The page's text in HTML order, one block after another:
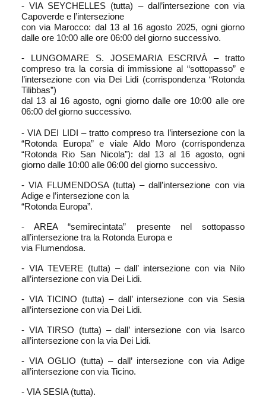
- VIA SEYCHELLES (tutta) – dall’intersezione con via
Capoverde e l’intersezione
con via Marocco: dal 13 al 16 agosto 2025, ogni giorno
dalle ore 10:00 alle ore 06:00 del giorno successivo.
- LUNGOMARE S. JOSEMARIA ESCRIVÀ – tratto
compreso tra la corsia di immissione al “sottopasso” e
l’intersezione con via Dei Lidi (corrispondenza “Rotonda
Tilibbas”)
dal 13 al 16 agosto, ogni giorno dalle ore 10:00 alle ore
06:00 del giorno successivo.
- VIA DEI LIDI – tratto compreso tra l’intersezione con la
“Rotonda Europa” e viale Aldo Moro (corrispondenza
“Rotonda Rio San Nicola”): dal 13 al 16 agosto, ogni
giorno dalle 10:00 alle 06:00 del giorno successivo.
- VIA FLUMENDOSA (tutta) – dall’intersezione con via
Adige e l’intersezione con la
“Rotonda Europa”.
- AREA “semirecintata” presente nel sottopasso
all’intersezione tra la Rotonda Europa e
via Flumendosa.
- VIA TEVERE (tutta) – dall’ intersezione con via Nilo
all’intersezione con via Dei Lidi.
- VIA TICINO (tutta) – dall’ intersezione con via Sesia
all’intersezione con via Dei Lidi.
- VIA TIRSO (tutta) – dall’ intersezione con via Isarco
all’intersezione con la via Dei Lidi.
- VIA OGLIO (tutta) – dall’ intersezione con via Adige
all’intersezione con via Ticino.
- VIA SESIA (tutta).